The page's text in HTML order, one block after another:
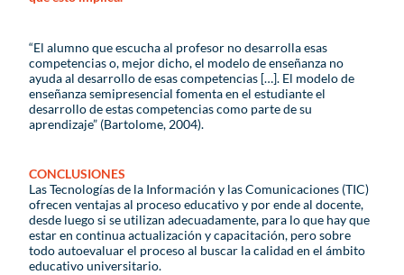
“El alumno que escucha al profesor no desarrolla esas
competencias o, mejor dicho, el modelo de enseñanza no
ayuda al desarrollo de esas competencias […]. El modelo de
enseñanza semipresencial fomenta en el estudiante el
desarrollo de estas competencias como parte de su
aprendizaje” (Bartolome, 2004).
CONCLUSIONES
Las Tecnologías de la Información y las Comunicaciones (TIC)
ofrecen ventajas al proceso educativo y por ende al docente,
desde luego si se utilizan adecuadamente, para lo que hay que
estar en continua actualización y capacitación, pero sobre
todo autoevaluar el proceso al buscar la calidad en el ámbito
educativo universitario.